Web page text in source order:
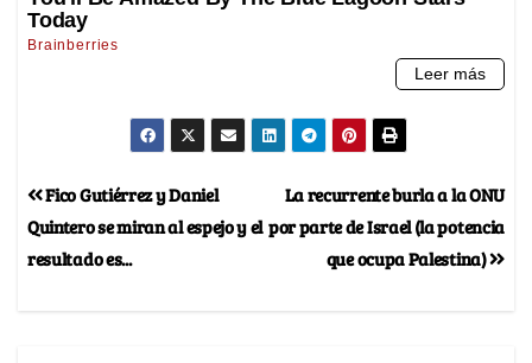
La recurrente burla a la ONU
por parte de Israel (la potencia
que ocupa Palestina)
Fico Gutiérrez y Daniel
Quintero se miran al espejo y el
resultado es...